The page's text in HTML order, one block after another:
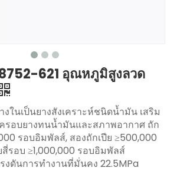
621 อุณหภูมิสูงลวด
ในเป็นยางสังเคราะห์ชนิดน้ำมัน เสริม
รอบยางทนน้ำมันและสภาพอากาศ ถัก
รอบอิมพัลส์, สองถักเปีย ≥500,000
รอบ ≥1,000,000 รอบอิมพัลส์
งดันการทำงานที่มั่นคง 22.5MPa